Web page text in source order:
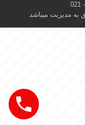
به مدیریت میباشد